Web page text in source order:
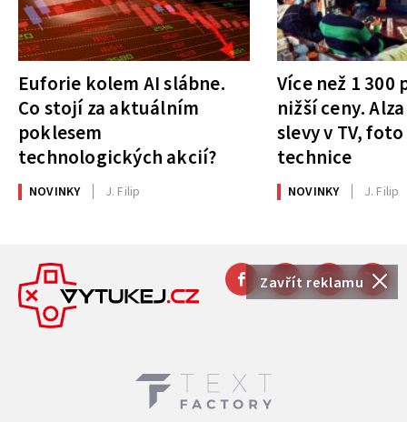
Zavřít reklamu
Euforie kolem AI slábne.
Co stojí za aktuálním
poklesem
technologických akcií?
NOVINKY J. Filip
Více než 1
nižší ceny.
slevy v TV,
technice
NOVINKY J. Filip